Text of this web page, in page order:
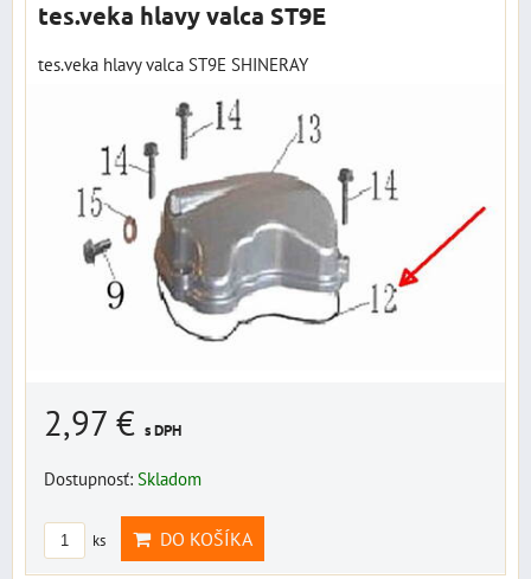
tes.veka hlavy valca ST9E
tes.veka hlavy valca ST9E SHINERAY
2,97 € s DPH
Dostupnosť: Skladom
ks DO KOŠÍKA